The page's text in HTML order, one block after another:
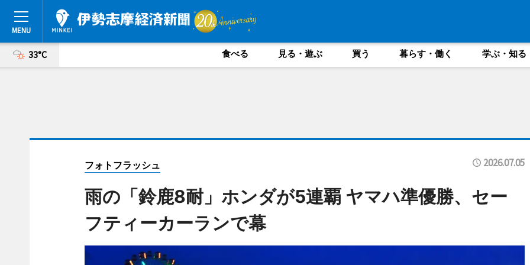
33°C 食べる 見る・遊ぶ 買う 暮らす・働く 学ぶ・知る
フォトフラッシュ 2026.07.05
雨の「鈴鹿8耐」ホンダが5連覇 ヤマハ準優勝、セー
フティーカーランで幕